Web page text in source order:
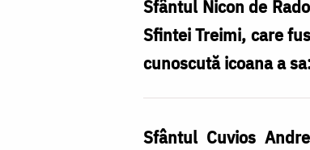
Sfântul Nicon de
Sfintei Treimi, care
cunoscută icoana a
Sfântul Cuvios